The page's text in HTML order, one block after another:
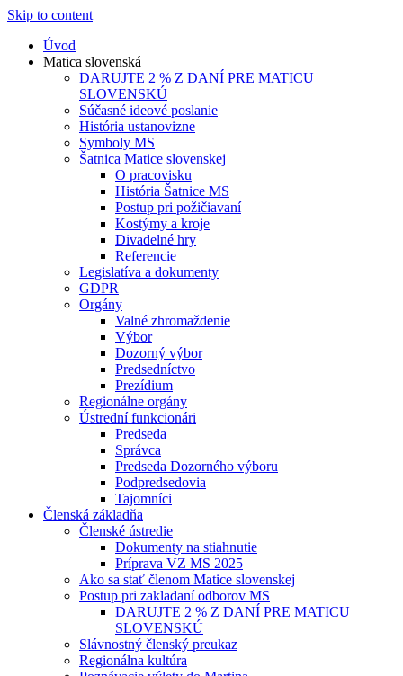
Skip to content
Úvod
Matica slovenská
DARUJTE 2 % Z DANÍ PRE MATICU
SLOVENSKÚ
Súčasné ideové poslanie
História ustanovizne
Symboly MS
Šatnica Matice slovenskej
O pracovisku
História Šatnice MS
Postup pri požičiavaní
Kostýmy a kroje
Divadelné hry
Referencie
Legislatíva a dokumenty
GDPR
Orgány
Valné zhromaždenie
Výbor
Dozorný výbor
Predsedníctvo
Prezídium
Regionálne orgány
Ústrední funkcionári
Predseda
Správca
Predseda Dozorného výboru
Podpredsedovia
Tajomníci
Členská základňa
Členské ústredie
Dokumenty na stiahnutie
Príprava VZ MS 2025
Ako sa stať členom Matice slovenskej
Postup pri zakladaní odborov MS
DARUJTE 2 % Z DANÍ PRE MATICU
SLOVENSKÚ
Slávnostný členský preukaz
Regionálna kultúra